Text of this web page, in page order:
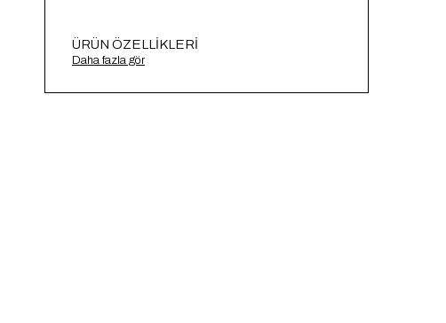
ÜRÜN ÖZELLIKLERI
Renkli Triko Hırka A91658-S
Daha fazla gör